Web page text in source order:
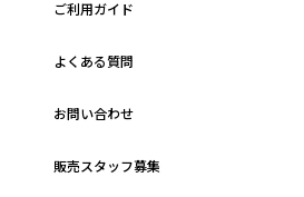
ご利用ガイド
よくある質問
お問い合わせ
販売スタッフ募集